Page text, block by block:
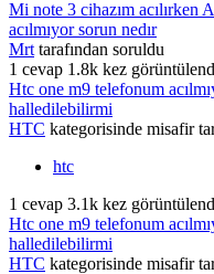
Mi note 3 cihazım acılırken
acılmıyor sorun nedır
Mrt tarafından soruldu
1 cevap 1.8k kez
Htc one m9 telefonum
halledilebilirmi
HTC kategorisinde misafir
htc
1 cevap 3.1k kez
Htc one m9 telefonum
halledilebilirmi
HTC kategorisinde misafir